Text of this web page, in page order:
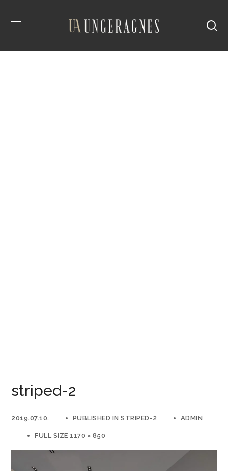
striped-2
2019.07.10. PUBLISHED INSTRIPED-2 ADMIN
FULL SIZE 1170 × 850